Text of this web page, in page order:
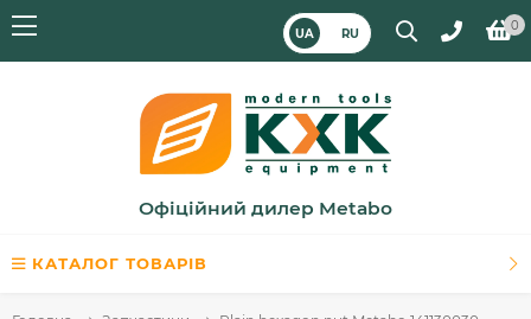
UA RU
0
Офіційний дилер Metabo
КАТАЛОГ ТОВАРІВ